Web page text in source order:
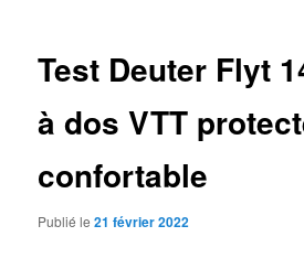
Test Deuter Flyt
à dos VTT
confortable
Publié le21 février 2022